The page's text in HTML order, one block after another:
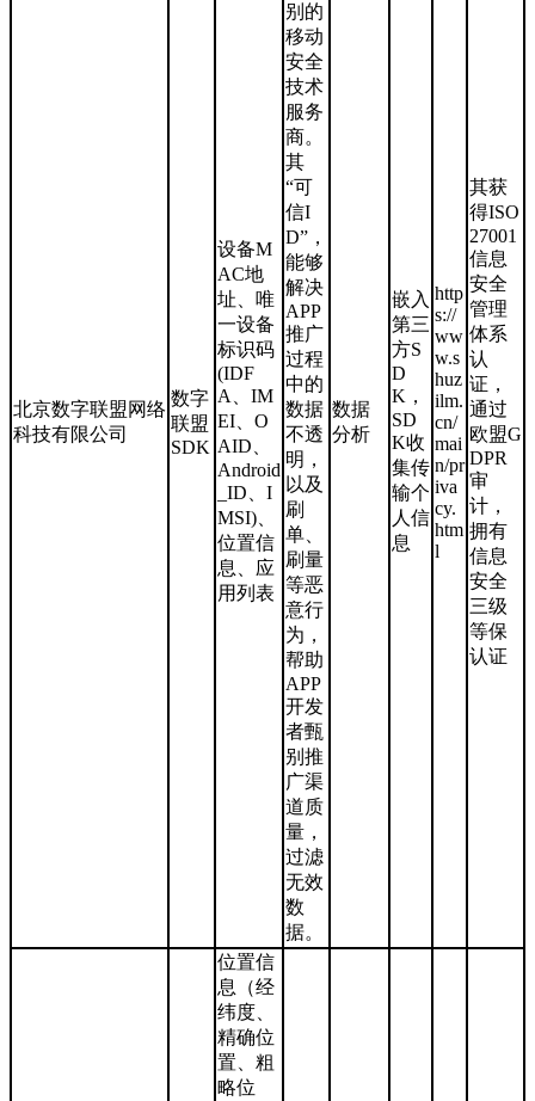
北京数字联盟网络
科技有限公司
数字
联盟
SDK
设备M
AC地
址、唯
一设备
标识码
(IDF
A、IM
EI、O
AID、
Android
_ID、I
MSI)、
位置信
息、应
用列表
别的
移动
安全
技术
服务
商。
其
“可
信I
D”，
能够
解决
APP
推广
过程
中的
数据
不透
明，
以及
刷
单、
刷量
等恶
意行
为，
帮助
APP
开发
者甄
别推
广渠
道质
量，
过滤
无效
数
据。
数据
分析
嵌入
第三
方S
D
K，
SD
K收
集传
输个
人信
息
http
s://
ww
w.s
huz
ilm.
cn/
mai
n/pr
iva
cy.
htm
l
其获
得ISO
27001
信息
安全
管理
体系
认
证，
通过
欧盟G
DPR
审
计，
拥有
信息
安全
三级
等保
认证
位置信
息（经
纬度、
精确位
置、粗
略位